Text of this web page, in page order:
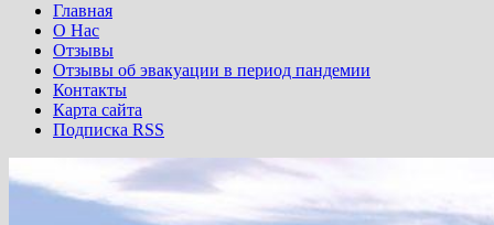
Главная
О Нас
Отзывы
Отзывы об эвакуации в период пандемии
Контакты
Карта сайта
Подписка RSS